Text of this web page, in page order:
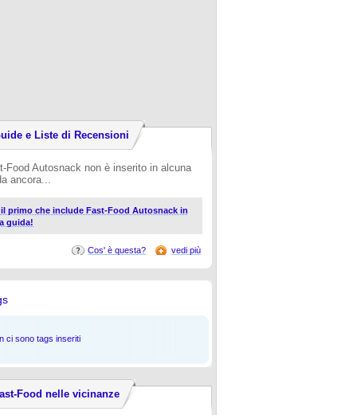
e Liste di Recensioni
Food Autosnack non è inserito in alcuna
ancora...
primo che include Fast-Food Autosnack in
guida!
Cos' è questa? vedi più
ci sono tags inseriti
Food nelle vicinanze